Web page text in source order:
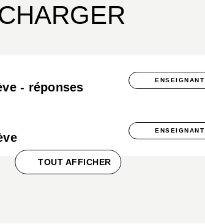
- réponses
TOUT AFFICHER